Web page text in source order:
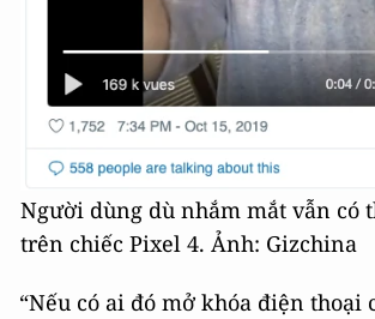
Người dùng dù nhắm mắt vẫn có
trên chiếc Pixel 4. Ảnh: Gizchina
“Nếu có ai đó mở khóa điện thoại